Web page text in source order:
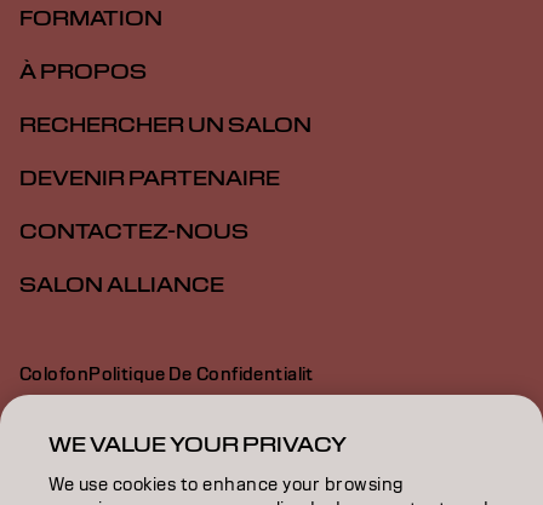
FORMATION
À PROPOS
RECHERCHER UN SALON
DEVENIR PARTENAIRE
CONTACTEZ-NOUS
SALON ALLIANCE
ColofonPolitique De Confidentialit
Politique En Mati Re De Cookies
Déclaration d’accessibilité
WE VALUE YOUR PRIVACY
We use cookies to enhance your browsing